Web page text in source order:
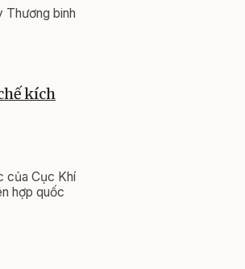
Thương binh
kích
của Cục Khí
hợp quốc